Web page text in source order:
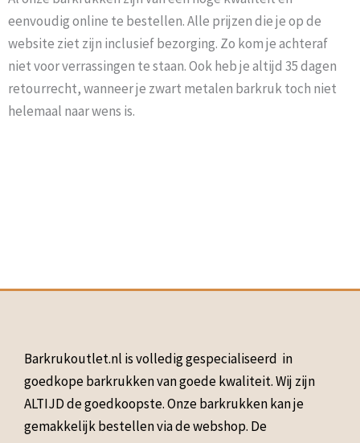
eenvoudig online te bestellen. Alle prijzen die je op de
website ziet zijn inclusief bezorging. Zo kom je achteraf
niet voor verrassingen te staan. Ook heb je altijd 35 dagen
retourrecht, wanneer je zwart metalen barkruk toch niet
helemaal naar wens is.
Barkrukoutlet.nl is volledig gespecialiseerd in
goedkope barkrukken van goede kwaliteit. Wij zijn
ALTIJD de goedkoopste. Onze barkrukken kan je
gemakkelijk bestellen via de webshop. De